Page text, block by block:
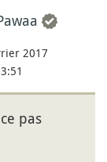
2017
pas